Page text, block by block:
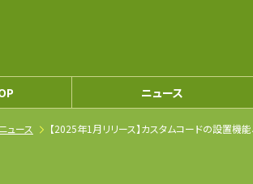
ニュース
ュース 【2025年1月リリース】カスタムコードの設置機